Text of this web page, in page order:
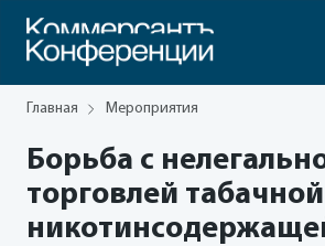
Главная Мероприятия
Борьба с
торговлей